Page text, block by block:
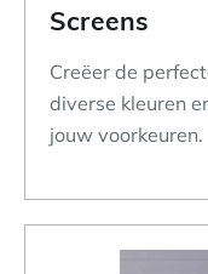
Screens
Creëer de
diverse kleuren
jouw voorkeuren.